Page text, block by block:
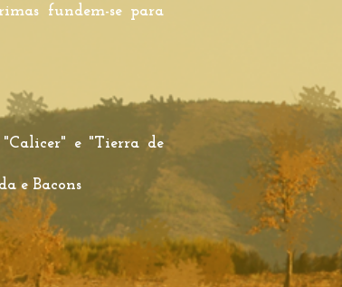
fundem-se para
e "Tierra de
e Bacons